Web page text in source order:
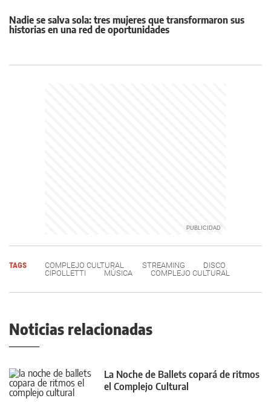
Nadie se salva sola: tres mujeres que transformaron sus
historias en una red de oportunidades
TAGS COMPLEJO CULTURAL STREAMING
DISCO
CIPOLLETTI
MÚSICA COMPLEJO CULTURAL
Noticias relacionadas
La Noche de Ballets copará de ritmos
el Complejo Cultural